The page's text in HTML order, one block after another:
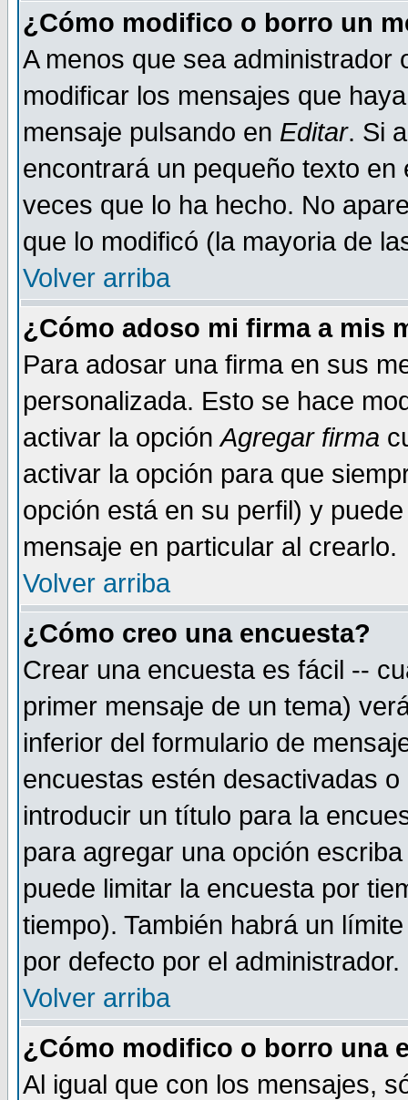
¿Cómo modifico o borro un
A menos que sea administrador
modificar los mensajes que
mensaje pulsando en Editar. Si
encontrará un pequeño texto
veces que lo ha hecho. No
que lo modificó (la mayoria de
Volver arriba
¿Cómo adoso mi firma a mis
Para adosar una firma en sus
personalizada. Esto se hace
activar la opciónAgregar firma
activar la opción para que
opción está en su perfil) y
mensaje en particular al crearlo.
Volver arriba
¿Cómo creo una encuesta?
Crear una encuesta es fácil --
primer mensaje de un tema)
inferior del formulario de
encuestas estén desactivadas
introducir un título para la
para agregar una opción
puede limitar la encuesta por
tiempo). También habrá un
por defecto por el administrador.
Volver arriba
¿Cómo modifico o borro una
Al igual que con los mensajes,